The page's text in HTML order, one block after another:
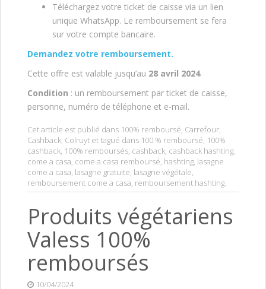
Téléchargez votre ticket de caisse via un lien
unique WhatsApp. Le remboursement se fera
sur votre compte bancaire.
Demandez votre remboursement.
Cette offre est valable jusqu’au 28 avril 2024.
Condition : un remboursement par ticket de caisse,
personne, numéro de téléphone et e-mail.
Cet article est publié dans 100% remboursé, Carrefour,
Cashback, Colruyt et tagué dans 100 % remboursé, 100%
cashback, 100% remboursés, cashback, cashback hashting,
come a casa, come a casa remboursé, hashting, lasagne
come a casa, lasagne gratuite, lasagne végétale,
remboursement come a casa, remboursement hashting.
Produits végétariens
Valess 100%
remboursés
10/04/2024